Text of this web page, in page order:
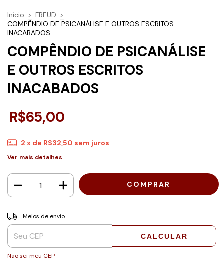
Início > FREUD >
COMPÊNDIO DE PSICANÁLISE E OUTROS ESCRITOS
INACABADOS
COMPÊNDIO DE PSICANÁLISE
E OUTROS ESCRITOS
INACABADOS
R$65,00
2 x de R$32,50 sem juros
Ver mais detalhes
Entregas para o CEP:
Meios de envio
CALCULAR
Não sei meu CEP